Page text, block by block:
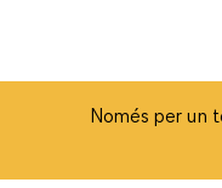
Només per un